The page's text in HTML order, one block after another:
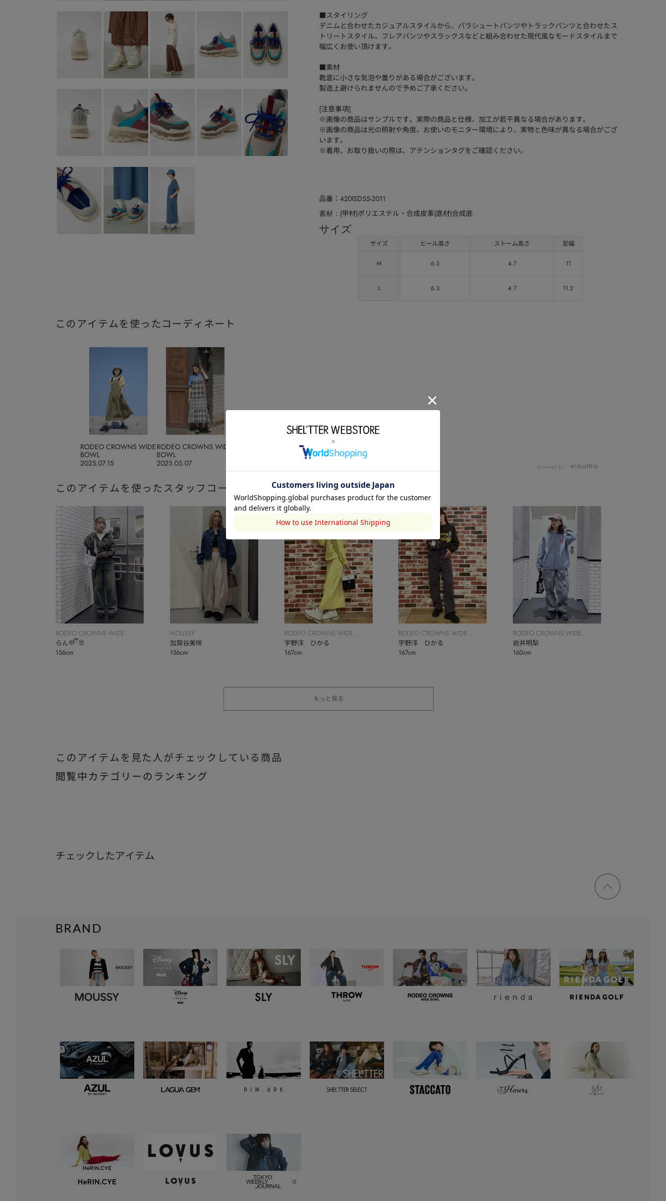
■スタイリング
デニムと合わせたカジュアルスタイルから、パラシュートパンツやトラックパンツと合わせたス
トリートスタイル、フレアパンツやスラックスなどと組み合わせた現代風なモードスタイルまで
幅広くお使い頂けます。
■素材
靴底に小さな気泡や曇りがある場合がございます。
製造上避けられませんので予めご了承ください。
[注意事項]
※画像の商品はサンプルです。実際の商品と仕様、加工が若干異なる場合があります。
※画像の商品は光の照射や角度、お使いのモニター環境により、実物と色味が異なる場合がござ
います。
※着用、お取り扱いの際は、アテンションタグをご確認ください。
品番 420ISD55-2011
素材 (甲材)ポリエステル・合成皮革(底材)合成底
サイズ
サイズ ヒール高さ ストーム高さ 足幅
M 6.3 4.7 11
L 6.3 4.7 11.2
このアイテムを使ったコーディネート
2025.07.15
RODEO CROWNS WIDE
BOWL
2025.05.07
RODEO CROWNS WIDE
BOWL
powered by
このアイテムを使ったスタッフコーディネート
RODEO CROWNS WIDE
BOWL
らん💜ྀི🐰
156cm
MOUSSY
加賀谷美咲
156cm
RODEO CROWNS WIDE
BOWL
宇野澤 ひかる
167cm
RODEO CROWNS WIDE
BOWL
宇野澤 ひかる
167cm
RODEO CROWNS WIDE
BOWL
岩井明梨
160cm
もっと見る
このアイテムを見た人がチェックしている商品
閲覧中カテゴリーのランキング
チェックしたアイテム
ページ
トップ
BRAND